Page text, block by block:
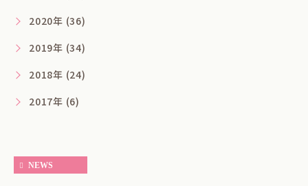
NEWS
2020年 (36)
2019年 (34)
2018年 (24)
2017年 (6)